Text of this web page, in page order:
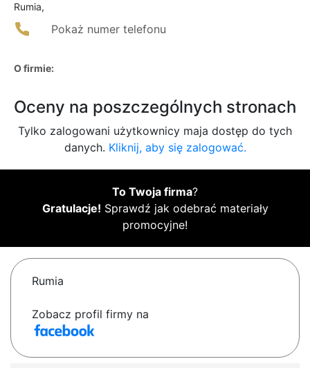
Rumia,
Pokaż numer telefonu
O firmie:
Oceny na poszczególnych stronach
Tylko zalogowani użytkownicy maja dostęp do tych
danych. Kliknij, aby się zalogować.
To Twoja firma?
Gratulacje! Sprawdź jak odebrać materiały
promocyjne!
Rumia
Zobacz profil firmy na